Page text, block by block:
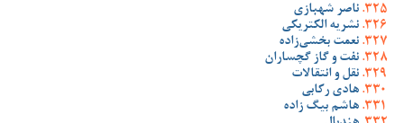
ناصر شهبازی
نشریه الکتریکی
نعمت بخشی‌زاده
نفت و گاز گچساران
نقل و انتقالات
هادی رکابی
هاشم بیگ زاده